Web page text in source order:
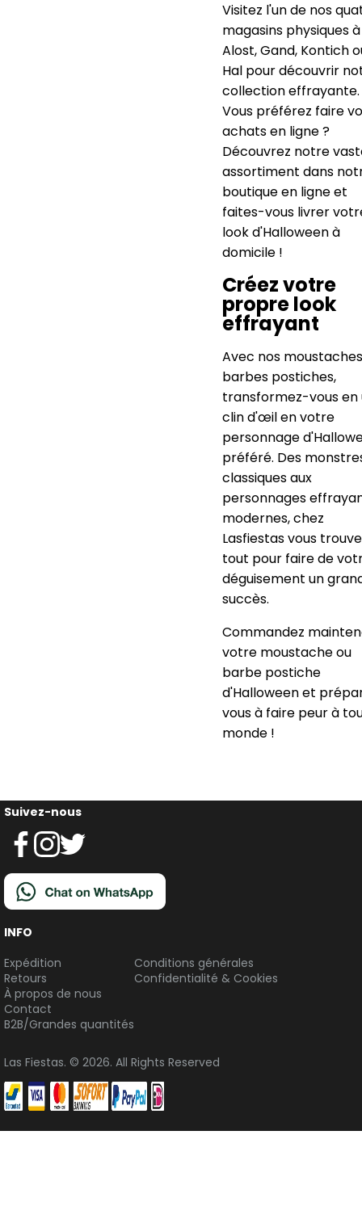
Visitez l'un de nos
magasins physiques à
Alost, Gand, Kontich
Hal pour découvrir
collection effrayante.
Vous préférez faire
achats en ligne ?
Découvrez notre
assortiment dans
boutique en ligne et
faites-vous livrer
look d'Halloween à
domicile !
Créez votre
propre look
effrayant
Avec nos
barbes postiches,
transformez-vous en
clin d'œil en votre
personnage
préféré. Des
classiques aux
personnages
modernes, chez
Lasfiestas vous
tout pour faire de
déguisement un
succès.
Commandez
votre moustache ou
barbe postiche
d'Halloween et
vous à faire peur à
monde !
Suivez-nous
INFO
Expédition
Retours
À propos de nous
Contact
B2B/Grandes quantités
Conditions générales
Confidentialité & Cookies
Las Fiestas. © 2026. All Rights Reserved